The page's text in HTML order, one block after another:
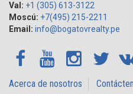
Val: +1 (305) 613-3122
Moscú: +7(495) 215-2211
Email: info@bogatovrealty.pe
Acerca de nosotros